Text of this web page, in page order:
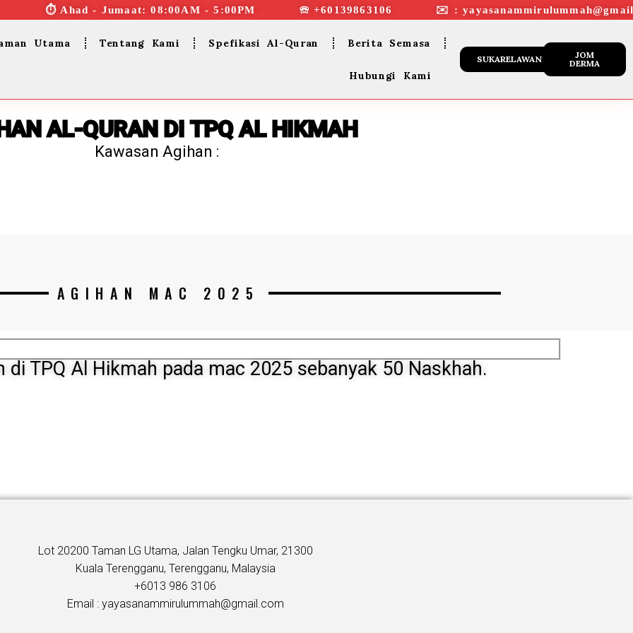
⏱︎ Ahad - Jumaat: 08:00AM - 5:00PM ☏ +60139863106 ✉︎ :
Utama Tentang Kami Spefikasi Al-Quran Berita Semasa
Hubungi Kami
SUKARELAWAN
JOM
DERMA
AL-QURAN DI TPQ AL HIKMAH
Kawasan Agihan :
AGIHAN MAC 2025
di TPQ Al Hikmah pada mac 2025 sebanyak 50 Naskhah.
Lot 20200 Taman LG Utama, Jalan Tengku Umar, 21300
Kuala Terengganu, Terengganu, Malaysia
+6013 986 3106
Email : yayasanammirulummah@gmail.com